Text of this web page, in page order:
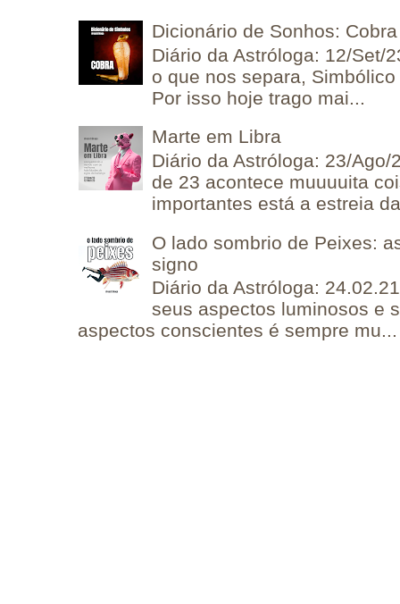
Dicionário de Sonhos: Cobra
Diário da Astróloga: 12/Set/
o que nos separa,
Por isso hoje trago mai...
Marte em Libra
Diário da Astróloga: 23/
de 23 acontece muuuuita
importantes está a estreia
O lado sombrio de Peixes:
signo
Diário da Astróloga:
seus aspectos luminosos e
aspectos conscientes é sempre mu...